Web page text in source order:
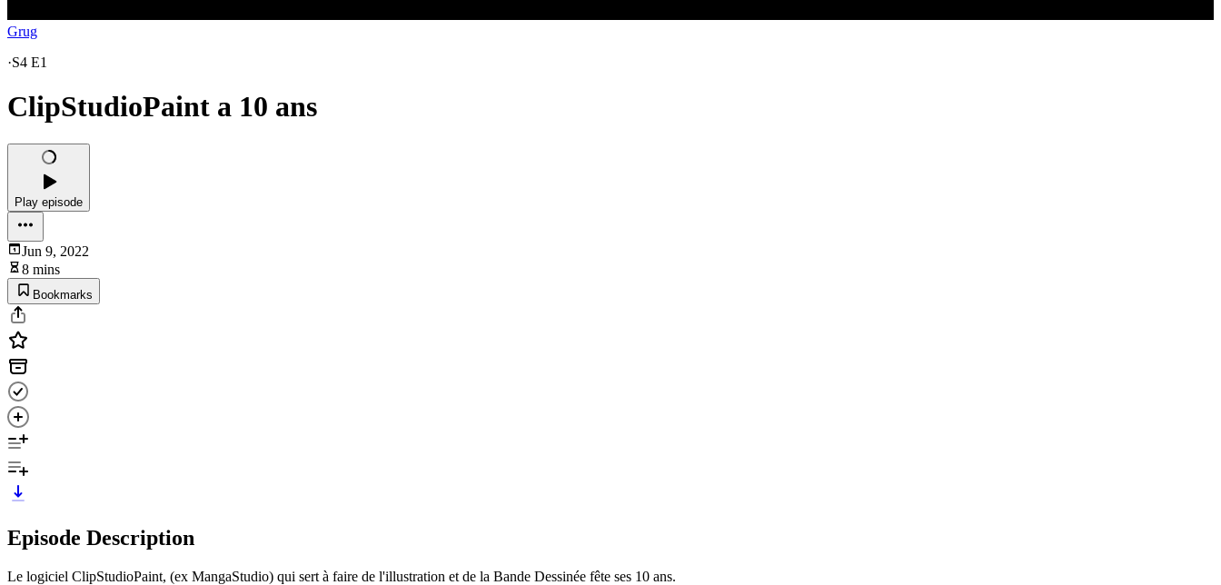
Grug
·S4 E1
ClipStudioPaint a 10 ans
Play episode
Jun 9, 2022
8 mins
Bookmarks
Episode Description
Le logiciel ClipStudioPaint, (ex MangaStudio) qui sert à faire de l'illustration et de la Bande Dessinée fête ses 10 ans.